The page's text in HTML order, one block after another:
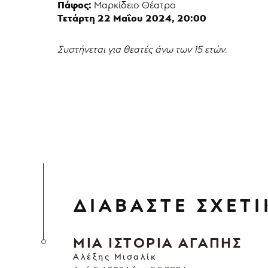
Πάφος: Μαρκίδειο Θέατρο
Τετάρτη 22 Μαΐου 2024, 20:00
Συστήνεται για θεατές άνω των 15 ετών.
ΔΙΑΒΑΣΤΕ
ΜΙΑ ΙΣΤΟΡΙΑ ΑΓΑΠΗΣ
Αλέξης Μισαλίκ